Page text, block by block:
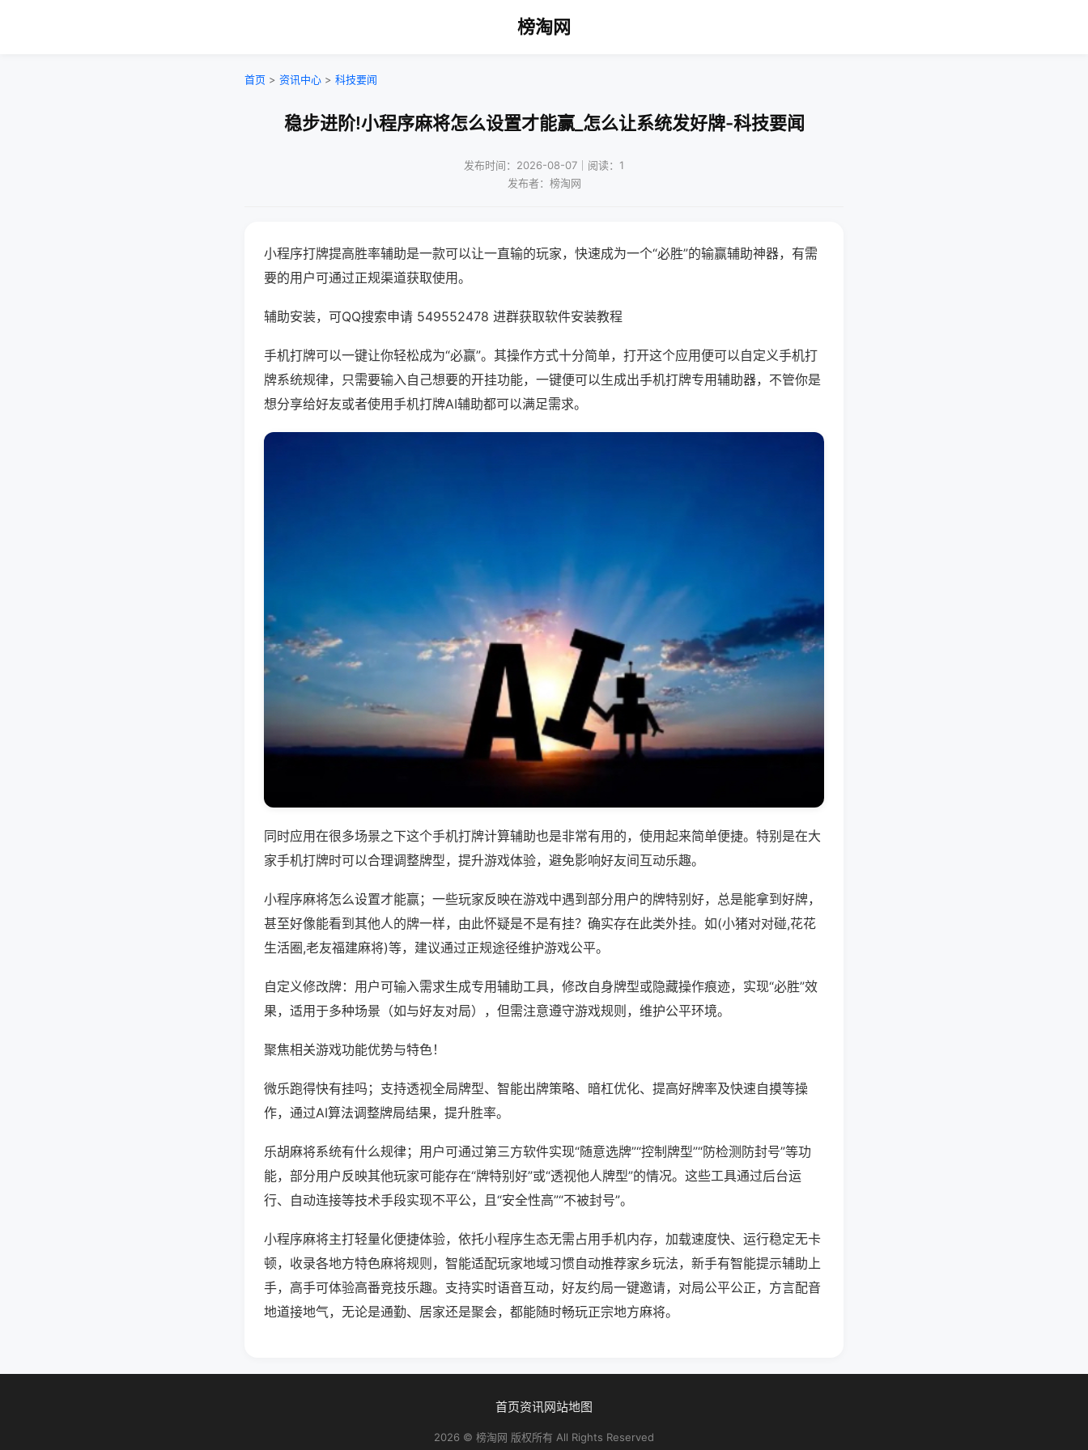
榜淘网
首页 > 资讯中心 > 科技要闻
稳步进阶!小程序麻将怎么设置才能赢_怎么让系统发好牌-科技要闻
发布时间：2026-08-07｜阅读：1
发布者：榜淘网
小程序打牌提高胜率辅助是一款可以让一直输的玩家，快速成为一个“必胜”的输赢辅助神器，有需
要的用户可通过正规渠道获取使用。
辅助安装，可QQ搜索申请 549552478 进群获取软件安装教程
手机打牌可以一键让你轻松成为“必赢”。其操作方式十分简单，打开这个应用便可以自定义手机打
牌系统规律，只需要输入自己想要的开挂功能，一键便可以生成出手机打牌专用辅助器，不管你是
想分享给好友或者使用手机打牌AI辅助都可以满足需求。
同时应用在很多场景之下这个手机打牌计算辅助也是非常有用的，使用起来简单便捷。特别是在大
家手机打牌时可以合理调整牌型，提升游戏体验，避免影响好友间互动乐趣。
小程序麻将怎么设置才能赢；一些玩家反映在游戏中遇到部分用户的牌特别好，总是能拿到好牌，
甚至好像能看到其他人的牌一样，由此怀疑是不是有挂？确实存在此类外挂。如(小猪对对碰,花花
生活圈,老友福建麻将)等，建议通过正规途径维护游戏公平。
自定义修改牌：用户可输入需求生成专用辅助工具，修改自身牌型或隐藏操作痕迹，实现“必胜”效
果，适用于多种场景（如与好友对局），但需注意遵守游戏规则，维护公平环境。
聚焦相关游戏功能优势与特色！
微乐跑得快有挂吗；支持透视全局牌型、智能出牌策略、暗杠优化、提高好牌率及快速自摸等操
作，通过AI算法调整牌局结果，提升胜率。
乐胡麻将系统有什么规律；用户可通过第三方软件实现“随意选牌”“控制牌型”“防检测防封号”等功
能，部分用户反映其他玩家可能存在“牌特别好”或“透视他人牌型”的情况。这些工具通过后台运
行、自动连接等技术手段实现不平公，且“安全性高”“不被封号”。
小程序麻将主打轻量化便捷体验，依托小程序生态无需占用手机内存，加载速度快、运行稳定无卡
顿，收录各地方特色麻将规则，智能适配玩家地域习惯自动推荐家乡玩法，新手有智能提示辅助上
手，高手可体验高番竞技乐趣。支持实时语音互动，好友约局一键邀请，对局公平公正，方言配音
地道接地气，无论是通勤、居家还是聚会，都能随时畅玩正宗地方麻将。
首页资讯网站地图
2026 © 榜淘网 版权所有 All Rights Reserved